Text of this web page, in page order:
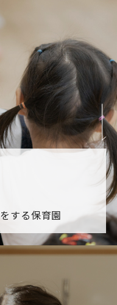
する保育園
保育園が紹介されま